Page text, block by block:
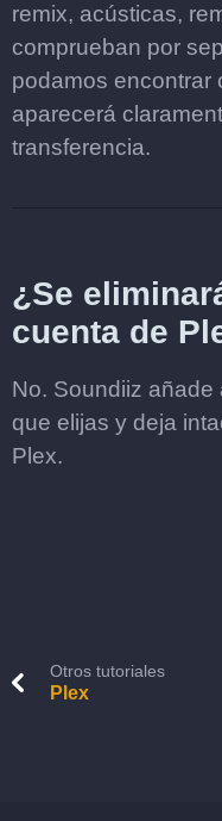
remix, acústicas,
comprueban por
podamos encontrar
aparecerá
transferencia.
¿Se
cuenta de
No. Soundiiz añade
que elijas y deja
Plex.
Otros tutoriales
Plex